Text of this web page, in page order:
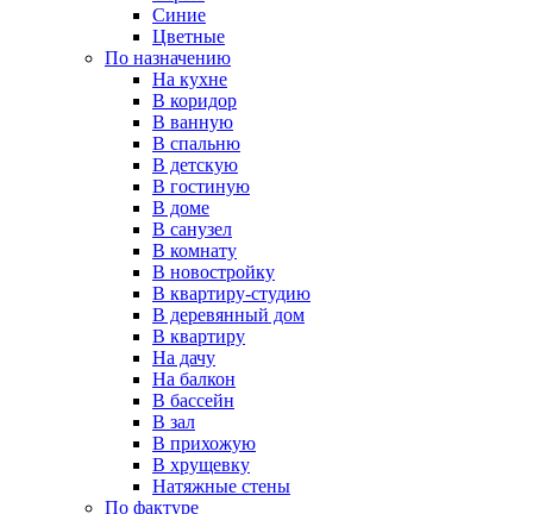
Синие
Цветные
По назначению
На кухне
В коридор
В ванную
В спальню
В детскую
В гостиную
В доме
В санузел
В комнату
В новостройку
В квартиру-студию
В деревянный дом
В квартиру
На дачу
На балкон
В бассейн
В зал
В прихожую
В хрущевку
Натяжные стены
По фактуре